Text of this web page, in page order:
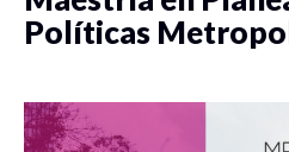
Políticas